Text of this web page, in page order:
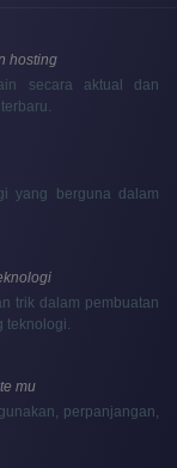
hosting
secara aktual dan
yang berguna dalam
trik dalam pembuatan
mu
perpanjangan,